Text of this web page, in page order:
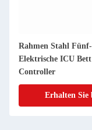
Rahmen Stahl
Elektrische ICU
Controller
Erhalten Sie